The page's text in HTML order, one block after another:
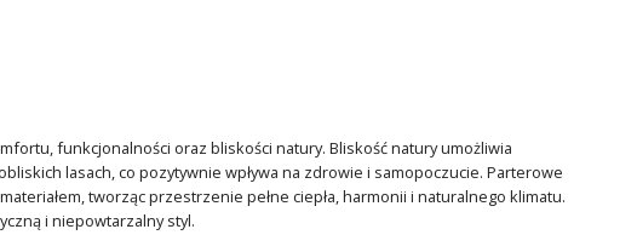
funkcjonalności oraz bliskości natury. Bliskość natury umożliwia
lasach, co pozytywnie wpływa na zdrowie i samopoczucie. Parterowe
tworząc przestrzenie pełne ciepła, harmonii i naturalnego klimatu.
i niepowtarzalny styl.